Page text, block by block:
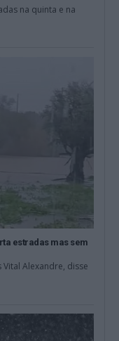
na quinta e na
estradas mas sem
Alexandre, disse